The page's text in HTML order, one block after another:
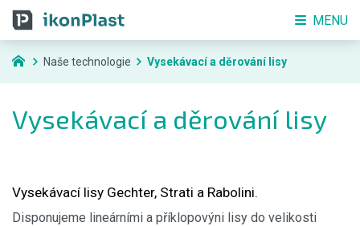
Naše technologie Vysekávací a děrování lisy
Vysekávací a děrování lisy
Vysekávací lisy Gechter, Strati a Rabolini.
Disponujeme lineárními a příklopovýni lisy do velikosti
MENU